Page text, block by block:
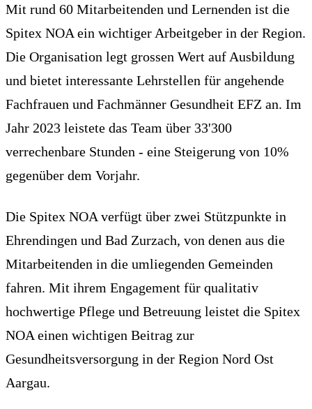
Mit rund 60 Mitarbeitenden und Lernenden ist die
Spitex NOA ein wichtiger Arbeitgeber in der Region.
Die Organisation legt grossen Wert auf Ausbildung
und bietet interessante Lehrstellen für angehende
Fachfrauen und Fachmänner Gesundheit EFZ an. Im
Jahr 2023 leistete das Team über 33'300
verrechenbare Stunden - eine Steigerung von 10%
gegenüber dem Vorjahr.
Die Spitex NOA verfügt über zwei Stützpunkte in
Ehrendingen und Bad Zurzach, von denen aus die
Mitarbeitenden in die umliegenden Gemeinden
fahren. Mit ihrem Engagement für qualitativ
hochwertige Pflege und Betreuung leistet die Spitex
NOA einen wichtigen Beitrag zur
Gesundheitsversorgung in der Region Nord Ost
Aargau.